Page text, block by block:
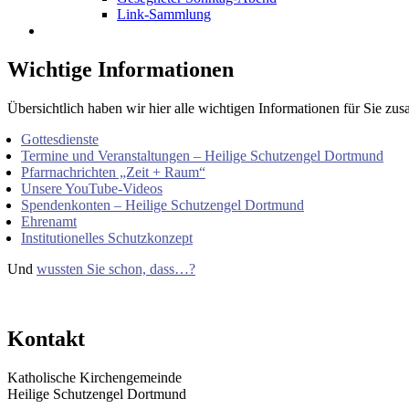
Link-Sammlung
Wichtige Informationen
Übersichtlich haben wir hier alle wichtigen Informationen für Sie
Gottesdienste
Termine und Veranstaltungen – Heilige Schutzengel Dortmund
Pfarrnachrichten „Zeit + Raum“
Unsere YouTube-Videos
Spendenkonten – Heilige Schutzengel Dortmund
Ehrenamt
Institutionelles Schutzkonzept
Und wussten Sie schon, dass…?
Kontakt
Katholische Kirchengemeinde
Heilige Schutzengel Dortmund